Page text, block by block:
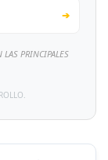
➔
PRINCIPALES